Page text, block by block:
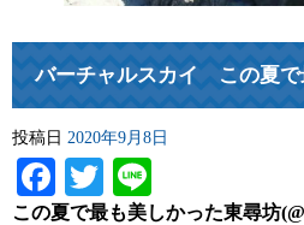
バーチャルスカイ この夏で
投稿日 2020年9月8日
Facebook
Twitter
この夏で最も美しかった東尋坊